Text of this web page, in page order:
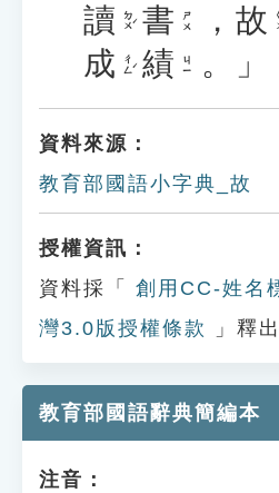
讀 ㄉㄨˊ 書 ㄕㄨ ， 故
成 ㄔㄥˊ 績 ㄐㄧ 。」
資料來源：
教育部國語小字典_故
授權資訊：
資料採「
創用CC-姓名
灣3.0版授權條款
」釋出
教育部國語辭典簡編本
注音：